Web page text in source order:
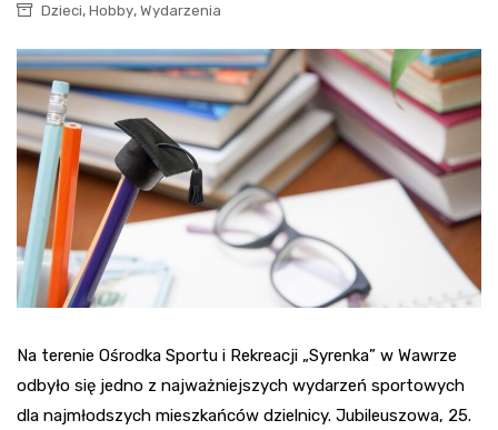
Dzieci, Hobby, Wydarzenia
Na terenie Ośrodka Sportu i Rekreacji „Syrenka” w Wawrze
odbyło się jedno z najważniejszych wydarzeń sportowych
dla najmłodszych mieszkańców dzielnicy. Jubileuszowa, 25.